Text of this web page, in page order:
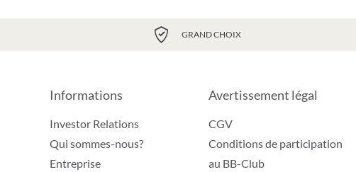
GRAND CHOIX
Informations
Investor Relations
Qui sommes-nous?
Entreprise
Avertissement légal
CGV
Conditions de participation
au BB-Club